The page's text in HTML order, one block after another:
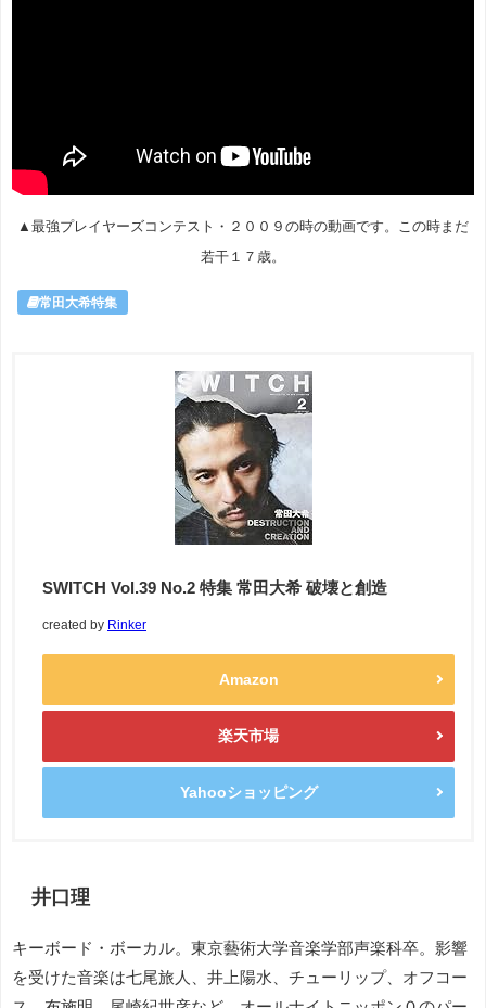
▲最強プレイヤーズコンテスト・２００９の時の動画です。この時まだ
若干１７歳。
常田大希特集
SWITCH Vol.39 No.2 特集 常田大希 破壊と創造
created by Rinker
Amazon
楽天市場
Yahooショッピング
井口理
キーボード・ボーカル。東京藝術大学音楽学部声楽科卒。影響
を受けた音楽は七尾旅人、井上陽水、チューリップ、オフコー